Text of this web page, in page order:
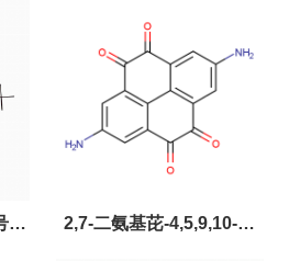
2,7-二氨基芘-4,5,9,10-四